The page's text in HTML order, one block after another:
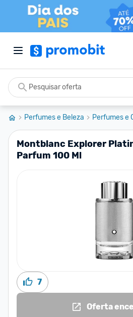
Perfumes e Beleza Perfumes e
Montblanc Explorer
Parfum 100 Ml
7
Oferta